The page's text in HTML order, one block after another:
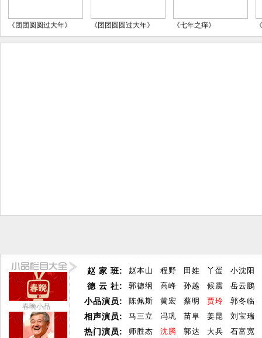
《团团圆圆过大年》 《团团圆圆过大年》 《七年之痒》
春晚小品
赵 家 班:
德 云 社:
小品演员:
相声演员:
热门演员:
赵本山 程野 田娃 丫蛋
小沈阳
郭德纲
高峰 孙越 候震
岳云鹏
陈佩斯
黄宏 蔡明 贾玲
郭冬临
马三立
冯巩 苗阜 姜昆
刘宝瑞
师胜杰
沈腾 郭达 大兵 石富宽